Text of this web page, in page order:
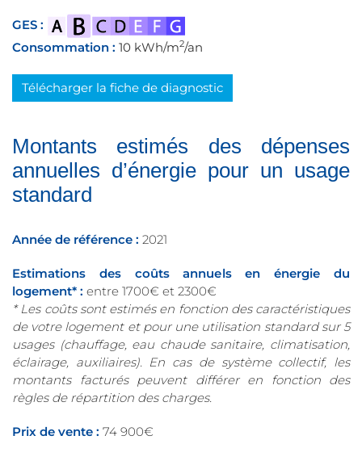
GES :
Consommation : 10 kWh/m2/an
Télécharger la fiche de diagnostic
Montants estimés des dépenses
annuelles d’énergie pour un usage
standard
Année de référence : 2021
Estimations des coûts annuels en énergie du
logement* : entre 1700€ et 2300€
* Les coûts sont estimés en fonction des caractéristiques
de votre logement et pour une utilisation standard sur 5
usages (chauffage, eau chaude sanitaire, climatisation,
éclairage, auxiliaires). En cas de système collectif, les
montants facturés peuvent différer en fonction des
règles de répartition des charges.
Prix de vente : 74 900€